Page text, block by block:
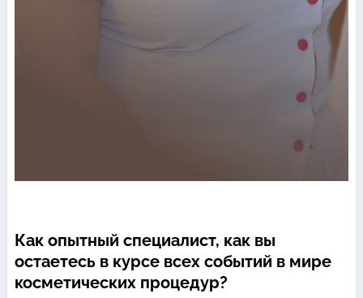
Как опытный специалист, как вы
остаетесь в курсе всех событий в мире
косметических процедур?